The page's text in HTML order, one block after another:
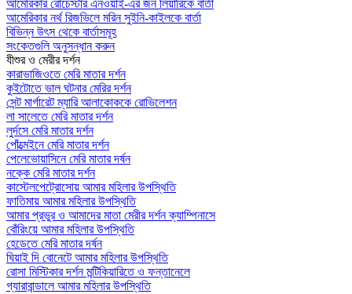
আমেরিকার রোচেস্টার এনওয়াই-এর জন লিয়ারিকে বার্তা
আমেরিকার নর্থ রিজভিলে মরিন সুইনি-কাইলকে বার্তা
বিভিন্ন উৎস থেকে বার্তাসমূহ
সংকেতগুলি অনুসন্ধান করুন
যীশুর ও মেরীর দর্শন
কারাভাজিওতে মেরি মাতার দর্শন
কুইটোতে ভাল ঘটনার মেরির দর্শন
সেন্ট মার্গারেট ম্যারি আলাকোককে রোভিলেশন
লা সালেতে মেরি মাতার দর্শন
লুর্দসে মেরি মাতার দর্শন
পোঁত্মেইনে মেরি মাতার দর্শন
পেলেভোয়াসিনে মেরি মাতার দর্ষন
নক্কে মেরি মাতার দর্শন
কাস্টেলপেট্রোসোয় আমার মহিলার উপস্থিতি
ফাতিমায় আমার মহিলার উপস্থিতি
আমার প্রভুর ও আমাদের মাতা মেরীর দর্শন ক্যাম্পিনাসে
বোঁরিংয়ে আমার মহিলার উপস্থিতি
হেডেতে মেরি মাতার দর্ষন
ঘিয়াই দি বোনেটে আমার মহিলার উপস্থিতি
রোসা মিস্টিকার দর্শন মন্টিকিয়ারিতে ও ফন্তানেলে
গ্যারাবান্ডালে আমার মহিলার উপস্থিতি